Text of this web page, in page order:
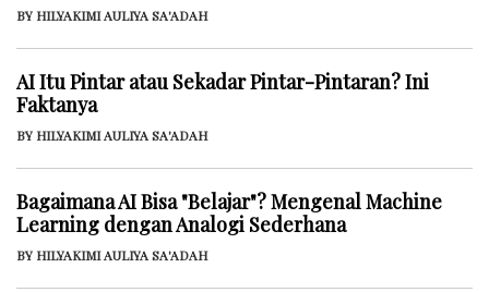
BY HILYAKIMI AULIYA SA'ADAH
AI Itu Pintar atau Sekadar Pintar-Pintaran? Ini
Faktanya
BY HILYAKIMI AULIYA SA'ADAH
Bagaimana AI Bisa "Belajar"? Mengenal Machine
Learning dengan Analogi Sederhana
BY HILYAKIMI AULIYA SA'ADAH